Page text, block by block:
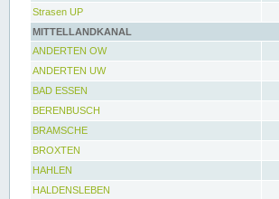
Strasen UP
MITTELLANDKANAL
ANDERTEN OW
ANDERTEN UW
BAD ESSEN
BERENBUSCH
BRAMSCHE
BROXTEN
HAHLEN
HALDENSLEBEN